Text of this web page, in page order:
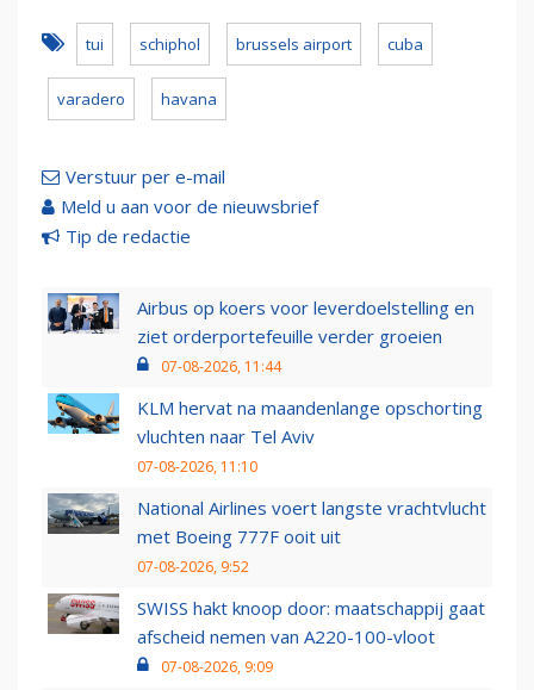
tui schiphol brussels airport cuba
varadero havana
Verstuur per e-mail
Meld u aan voor de nieuwsbrief
Tip de redactie
Airbus op koers voor leverdoelstelling en
ziet orderportefeuille verder groeien
07-08-2026, 11:44
KLM hervat na maandenlange opschorting
vluchten naar Tel Aviv
07-08-2026, 11:10
National Airlines voert langste vrachtvlucht
met Boeing 777F ooit uit
07-08-2026, 9:52
SWISS hakt knoop door: maatschappij gaat
afscheid nemen van A220-100-vloot
07-08-2026, 9:09